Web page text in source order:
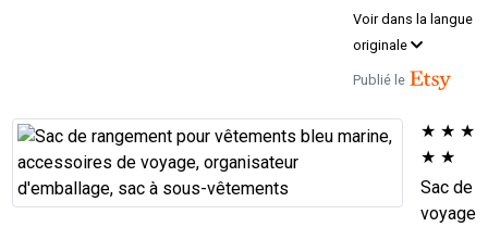
Voir dans la langue
originale
Publié le
★ ★ ★
★ ★
Sac de
voyage